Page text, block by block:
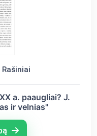
Rašiniai
a. paaugliai? J.
ir velnias"